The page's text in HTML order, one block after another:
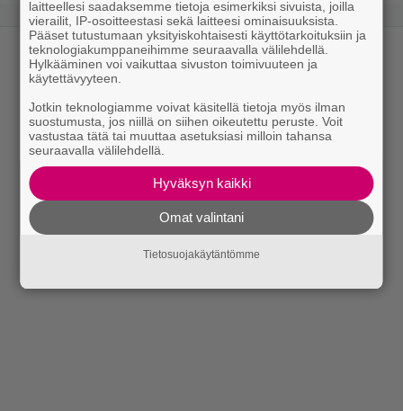
laitteellesi saadaksemme tietoja esimerkiksi sivuista, joilla
vierailit, IP-osoitteestasi sekä laitteesi ominaisuuksista.
Pääset tutustumaan yksityiskohtaisesti käyttötarkoituksiin ja
teknologiakumppaneihimme seuraavalla välilehdellä.
Hylkääminen voi vaikuttaa sivuston toimivuuteen ja
käytettävyyteen.
Jotkin teknologiamme voivat käsitellä tietoja myös ilman
suostumusta, jos niillä on siihen oikeutettu peruste. Voit
vastustaa tätä tai muuttaa asetuksiasi milloin tahansa
seuraavalla välilehdellä.
Hyväksyn kaikki
Omat valintani
Tietosuojakäytäntömme